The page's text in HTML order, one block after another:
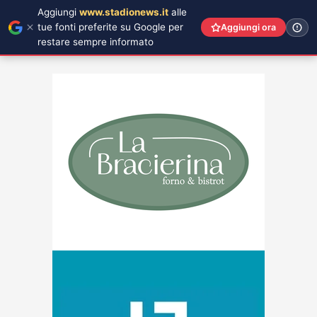
Aggiungi www.stadionews.it alle
tue fonti preferite su Google per
restare sempre informato
Aggiungi ora